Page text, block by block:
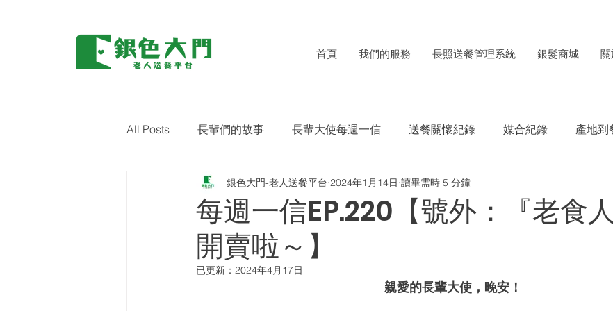
首頁 我們的服務 長照送餐管理系統 銀髮商城
All Posts 長輩們的故事 長輩大使每週一信 送餐關懷紀錄 媒合紀錄 產地到
環保｜零廢棄 藝術關懷 每月食材捐贈電子報 ESG成果紀錄
每週一信EP.220【號外：『老食人
開賣啦～】
銀色大門-老人送餐平台 2024年1月14日 讀畢需時 5 分鐘
已更新： 2024年4月17日
親愛的長輩大使，晚安！